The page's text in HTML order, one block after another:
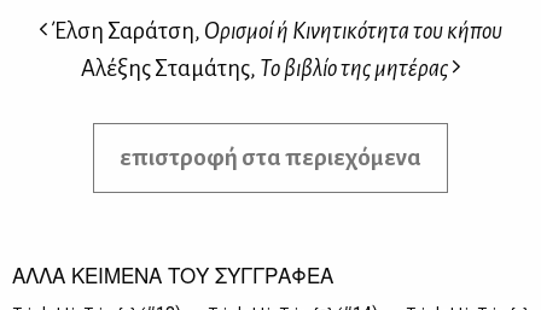
Έλση Σαράτση, Ορισμοί ή Κινητικότητα του κήπου
Αλέξης Σταμάτης, Το βιβλίο της μητέρας
επιστροφή στα περιεχόμενα
ΑΛΛΑ ΚΕΙΜΕΝΑ ΤΟΥ ΣΥΓΓΡΑΦΕΑ